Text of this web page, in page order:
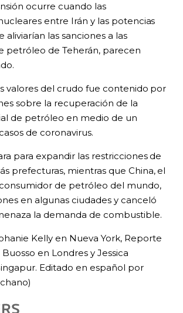
ocurre cuando las
entre Irán y las potencias
aliviarían las sanciones a las
petróleo de Teherán, parecen
valores del crudo fue contenido por
sobre la recuperación de la
de petróleo en medio de un
de coronavirus.
para expandir las restricciones de
prefecturas, mientras que China, el
de petróleo del mundo,
en algunas ciudades y canceló
la demanda de combustible.
Kelly en Nueva York, Reporte
en Londres y Jessica
Editado en español por